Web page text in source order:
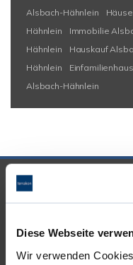
Diese Webseite
Wir verwenden
Alsbach-Hähnlein
Hähnlein
Immobilie
Hähnlein
Hauskauf
Hähnlein
Alsbach-Hähnlein